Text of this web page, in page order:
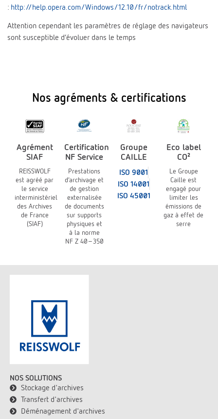
: http://help.opera.com/Windows/12.10/fr/notrack.html
Attention cependant les paramètres de réglage des navigateurs
sont susceptible d’évoluer dans le temps
Nos agréments & certifications
Agrément
SIAF
REISSWOLF
est agréé par
le service
interministériel
des Archives
de France
(SIAF)
Certification
NF Service
Prestations
d’archivage et
de gestion
externalisée
de documents
sur supports
physiques et
à la norme
NF Z 40-350
Groupe
CAILLE
ISO 9001
ISO 14001
ISO 45001
Eco label
CO²
Le Groupe
Caille est
engagé pour
limiter les
émissions de
gaz à effet de
serre
NOS SOLUTIONS
Stockage d'archives
Transfert d'archives
Déménagement d'archives